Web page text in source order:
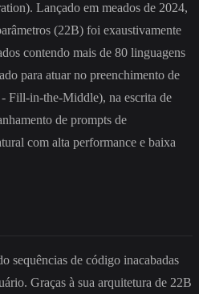
Lançado em meados de 2024,
(22B) foi exaustivamente
contendo mais de 80 linguagens
para atuar no preenchimento de
Fill-in-the-Middle), na escrita de
de prompts de
com alta performance e baixa
sequências de código inacabadas
Graças à sua arquitetura de 22B